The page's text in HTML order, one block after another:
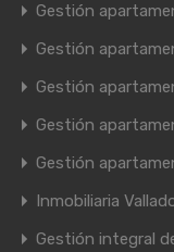
Gestión
Gestión
Gestión
Gestión
Gestión
Inmobiliaria
Gestión integral